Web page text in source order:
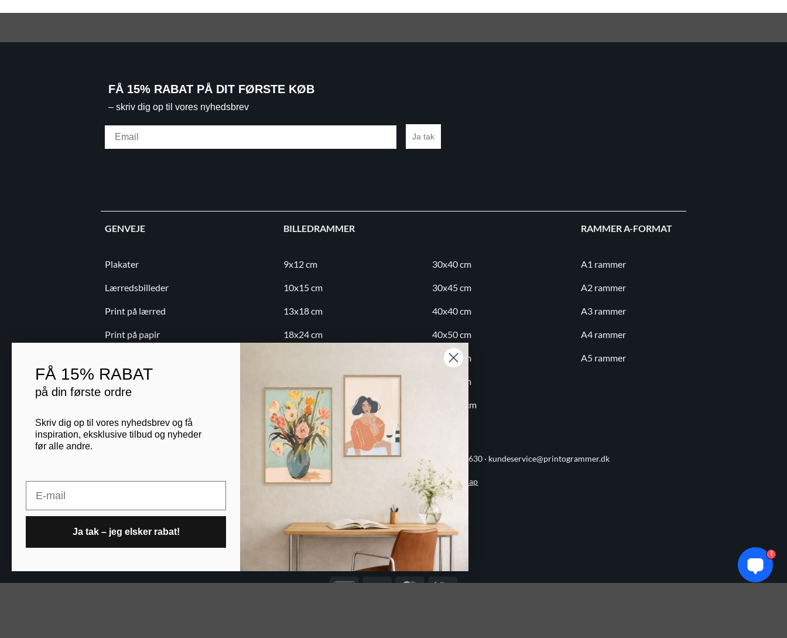
FÅ 15% RABAT PÅ DIT FØRSTE KØB
– skriv dig op til vores nyhedsbrev
Ja tak
GENVEJE
Plakater
Lærredsbilleder
Print på lærred
Print på papir
Blog
BILLEDRAMMER
9x12 cm
10x15 cm
13x18 cm
18x24 cm
30x30 cm
30x40 cm
30x45 cm
40x40 cm
40x50 cm
50x70 cm
60x80 cm
70x100 cm
RAMMER A-FORMAT
A1 rammer
A2 rammer
A3 rammer
A4 rammer
A5 rammer
Printogrammer.dk · Navervej 21 · 8382 Hinnerup · CVR 40736166 · (+45) 8844 1630 · kundeservice@printogrammer.dk
Handelsbetingelser Privatlivspolitik·Sitemap
© 2026 Printogrammer.dk
DanKortVisa MasterCard
Apple
1
FÅ 15% RABAT
på din første ordre
Skriv dig op til vores nyhedsbrev og få
inspiration, eksklusive tilbud og nyheder
før alle andre.
Ja tak – jeg elsker rabat!